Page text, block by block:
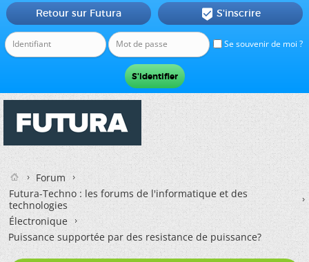
Se souvenir de moi ?
Retour sur Futura  S'inscrire
Forum
Futura-Techno : les forums de l'informatique et des
technologies
Électronique
Puissance supportée par des resistance de puissance?